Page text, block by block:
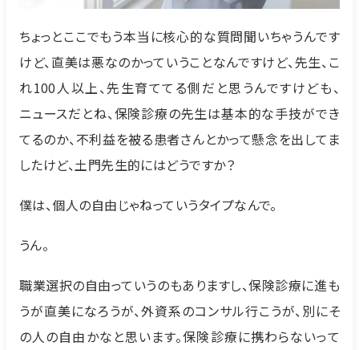
ちょっとここでもう本当に核心的な質問聞いちゃうんです
けど、直美は悪なのかっていうことなんですけど、先生、こ
れ100人以上、先生育ててる側だと思うんですけども、
ニュースだとね、保険診療の先生は基本的な手技ができ
てるのか、不利益を被る患者さんとかって懸念を出してま
したけど、土門先生的にはどうですか？
僕は、個人の自由じゃねっていうタイプなんで。
うん。
職業選択の自由っていうのもありますし、保険診療に進も
うが直美になろうが、外資系のコンサル行こうが、別にそ
の人の自由かなと思います。保険診療に携わらないって